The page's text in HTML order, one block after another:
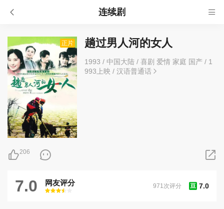
连续剧
正片 趟过男人河的女人
1993 / 中国大陆 / 喜剧 爱情 家庭 国产/ 1
993上映 / 汉语普通话
206
7.0 网友评分
很差
较差还行推荐力荐
豆 7.0
971次评分